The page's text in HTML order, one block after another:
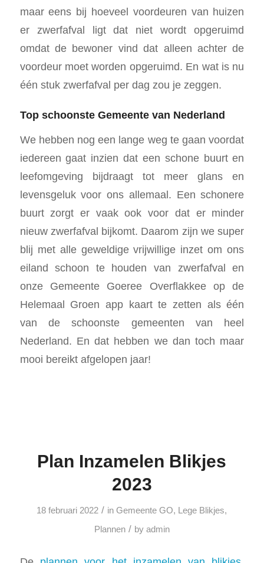
maar eens bij hoeveel voordeuren van huizen
er zwerfafval ligt dat niet wordt opgeruimd
omdat de bewoner vind dat alleen achter de
voordeur moet worden opgeruimd. En wat is nu
één stuk zwerfafval per dag zou je zeggen.
Top schoonste Gemeente van Nederland
We hebben nog een lange weg te gaan voordat
iedereen gaat inzien dat een schone buurt en
leefomgeving bijdraagt tot meer glans en
levensgeluk voor ons allemaal. Een schonere
buurt zorgt er vaak ook voor dat er minder
nieuw zwerfafval bijkomt. Daarom zijn we super
blij met alle geweldige vrijwillige inzet om ons
eiland schoon te houden van zwerfafval en
onze Gemeente Goeree Overflakkee op de
Helemaal Groen app kaart te zetten als één
van de schoonste gemeenten van heel
Nederland. En dat hebben we dan toch maar
mooi bereikt afgelopen jaar!
Plan Inzamelen Blikjes
2023
18 februari 2022 / inGemeente GO, Lege Blikjes,
Plannen / by admin